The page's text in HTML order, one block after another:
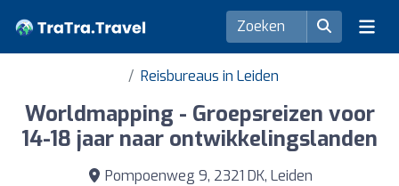
Reisbureaus in Leiden
Worldmapping - Groepsreizen voor
14-18 jaar naar ontwikkelingslanden
Pompoenweg 9, 2321 DK, Leiden